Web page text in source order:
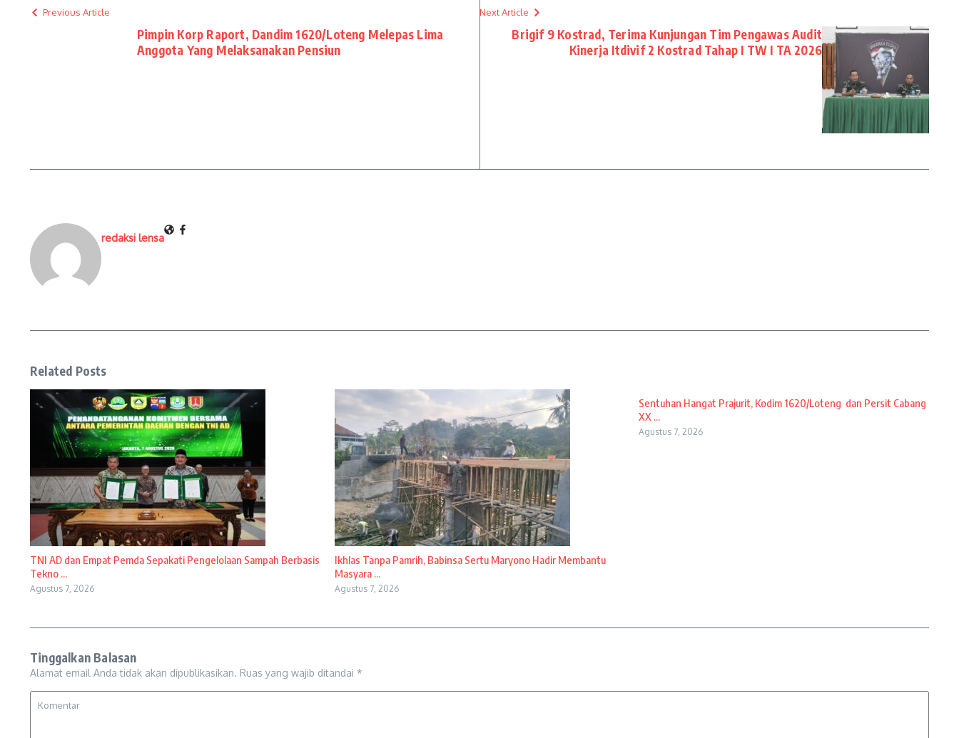
Previous Article
Pimpin Korp Raport, Dandim 1620/Loteng Melepas Lima
Anggota Yang Melaksanakan Pensiun
Next Article
Brigif 9 Kostrad, Terima Kunjungan Tim Pengawas Audit
Kinerja Itdivif 2 Kostrad Tahap I TW I TA 2026
redaksi lensa
Related Posts
TNI AD dan Empat Pemda Sepakati Pengelolaan Sampah Berbasis
Tekno ...
Agustus 7, 2026
Ikhlas Tanpa Pamrih, Babinsa Sertu Maryono Hadir Membantu
Masyara ...
Agustus 7, 2026
Sentuhan Hangat Prajurit, Kodim 1620/Loteng dan Persit Cabang
XX ...
Agustus 7, 2026
Tinggalkan Balasan
Alamat email Anda tidak akan dipublikasikan. Ruas yang wajib ditandai *